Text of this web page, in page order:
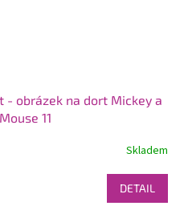
- obrázek na dort Mickey a
11
Skladem
DETAIL